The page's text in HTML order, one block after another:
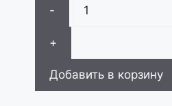
-
+
Добавить в корзину